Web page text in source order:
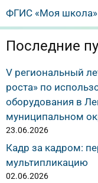
ФГИС «Моя школа»
Последние
V региональный
роста» по
оборудования в
муниципальном
23.06.2026
Кадр за кадром:
мультипликацию
02.06.2026